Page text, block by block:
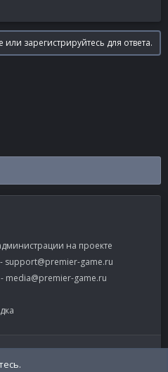
или зарегистрируйтесь для ответа.
на проекте
support@premier-game.ru
media@premier-game.ru